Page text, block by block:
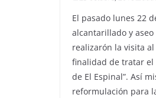
El pasado lunes 22
alcantarillado y
realizarón la visita
finalidad de tratar el
de El Espinal”. Así
reformulación para